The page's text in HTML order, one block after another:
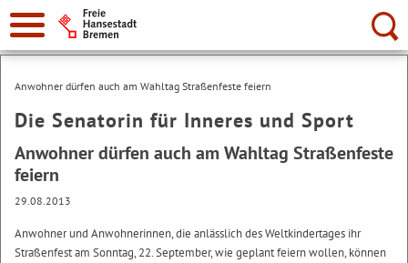
Suche:
Anwohner dürfen auch am Wahltag Straßenfeste feiern
Die Senatorin für Inneres und Sport
Anwohner dürfen auch am Wahltag Straßenfeste
feiern
29.08.2013
Anwohner und Anwohnerinnen, die anlässlich des Weltkindertages ihr
Straßenfest am Sonntag, 22. September, wie geplant feiern wollen, können